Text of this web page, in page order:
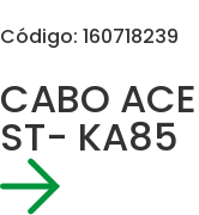
Código: 160718239
CABO
ST- KA85